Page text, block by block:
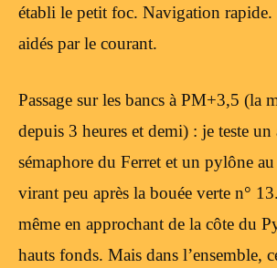
établi le petit foc. Navigation
aidés par le courant.
Passage sur les bancs à PM+3,5 (la
depuis 3 heures et demi) : je teste un
sémaphore du Ferret et un pylône
virant peu après la bouée verte n°
même en approchant de la côte du
hauts fonds. Mais dans l’ensemble,